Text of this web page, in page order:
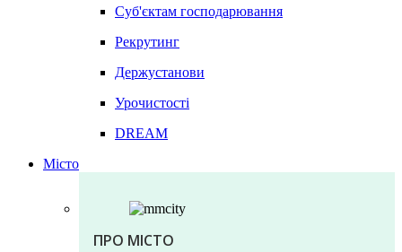
Суб'єктам господарювання
Рекрутинг
Держустанови
Урочистості
DREAM
Місто
ПРО МІСТО